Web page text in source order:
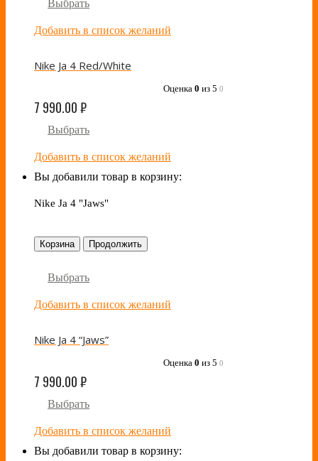
Выбрать
Добавить в список желаний
Nike Ja 4 Red/White
Оценка 0 из 5 0
7 990.00₽
Выбрать
Добавить в список желаний
Вы добавили товар в корзину:
Nike Ja 4 "Jaws"
Корзина Продолжить
Выбрать
Добавить в список желаний
Nike Ja 4 “Jaws”
Оценка 0 из 5 0
7 990.00₽
Выбрать
Добавить в список желаний
Вы добавили товар в корзину: